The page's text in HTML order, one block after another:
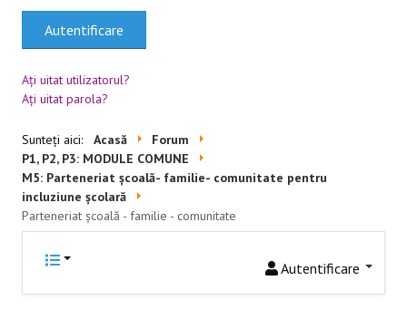
Afişe
CAMPANIE ONLINE
RESURSE EDUCAŢIONALE
Educație incluzivă
Management instituțional
BUNE PRACTICI
Educaţie incluzivă
Capacitate instituţională
Autentificare
Aţi uitat utilizatorul?
Aţi uitat parola?
Sunteți aici: Acasă
Forum
P1, P2, P3: MODULE COMUNE
M5: Parteneriat școală- familie- comunitate pentru
incluziune școlară
Parteneriat școală - familie - comunitate
Autentificare